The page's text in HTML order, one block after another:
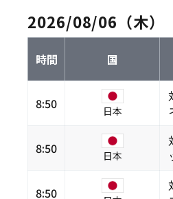
2026/08/06（木）
時間 国
8:50 日本
8:50 日本
8:50